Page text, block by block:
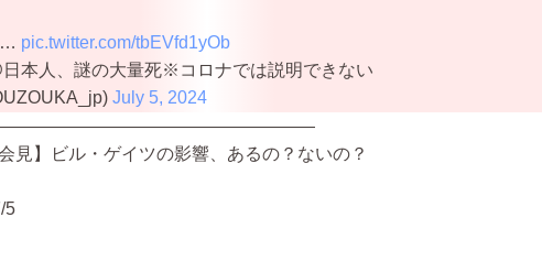
… pic.twitter.com/tbEVfd1yOb
本人、謎の大量死※コロナでは説明できない
July 5, 2024
見】ビル・ゲイツの影響、あるの？ないの？
5